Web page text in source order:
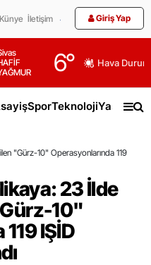
Künye İletişim Giriş Yap
6° Hava
SporTeknolojiYaşam
"Gürz-10" Operasyonlarında 119
23 İlde
10"
IŞİD